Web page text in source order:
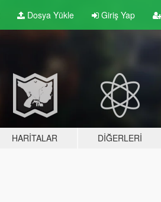
Dosya Yükle Giriş Yap
HARITALAR DIĞERLERI